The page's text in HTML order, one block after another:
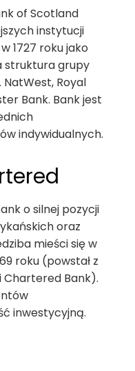
of Scotland
instytucji
1727 roku jako
struktura grupy
Royal
Bank. Bank jest
indywidualnych.
o silnej pozycji
oraz
mieści się w
roku (powstał z
Chartered Bank).
inwestycyjną.